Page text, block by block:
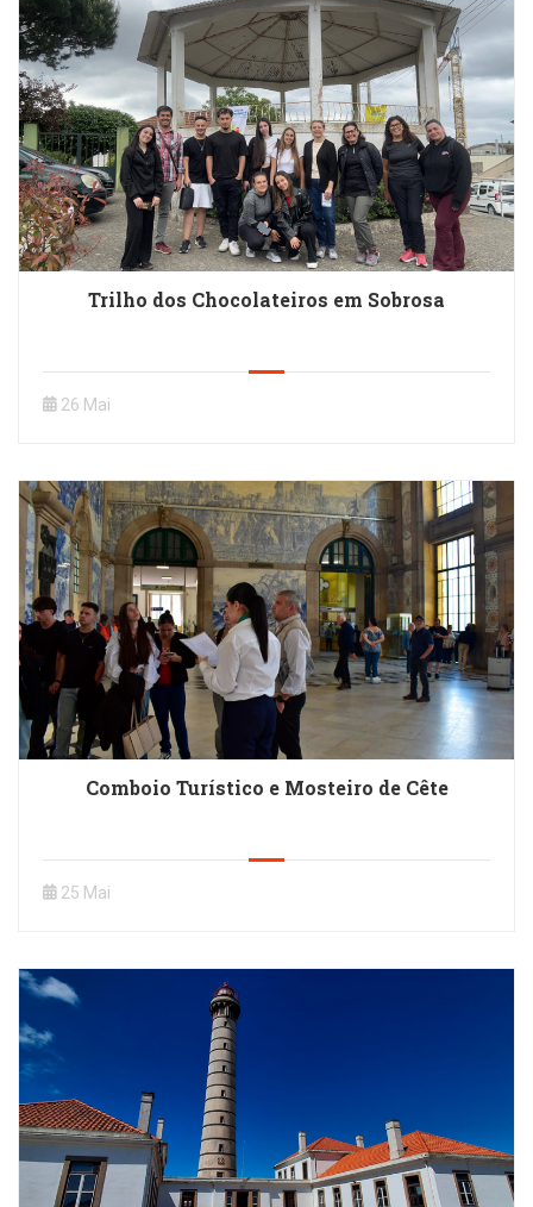
Trilho dos Chocolateiros em Sobrosa
26 Mai
Comboio Turístico e Mosteiro de Cête
25 Mai